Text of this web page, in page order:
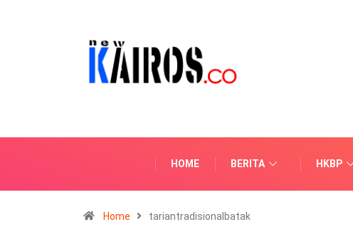
HOME BERITA HKBP
Home tariantradisionalbatak